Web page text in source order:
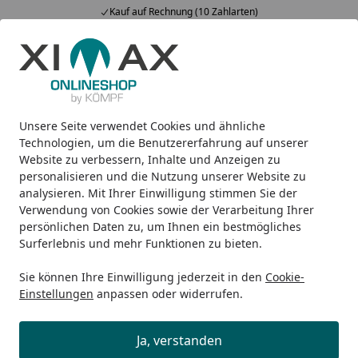
Unsere Seite verwendet Cookies und ähnliche
Technologien, um die Benutzererfahrung auf unserer
Website zu verbessern, Inhalte und Anzeigen zu
personalisieren und die Nutzung unserer Website zu
analysieren. Mit Ihrer Einwilligung stimmen Sie der
Verwendung von Cookies sowie der Verarbeitung Ihrer
persönlichen Daten zu, um Ihnen ein bestmögliches
Surferlebnis und mehr Funktionen zu bieten.
Sie können Ihre Einwilligung jederzeit in den Cookie-
Einstellungen anpassen oder widerrufen.
Ja, verstanden
Kauf auf Rechnung (10 Zahlarten)
Alle Produkte
Mein Konto
Suchen
Startseite
Ximax Badheizkörper P2, weiß H x B: 1720 x 600 weiss
Ximax Badheizkörper P2, weiß H x
B: 1720 x 600 weiss
VOLLVERZINKUNG Anschluss
Standard links/ rechts